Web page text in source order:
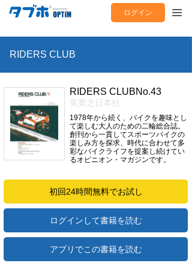
ログイン
RIDERS CLUB
RIDERS CLUBNo.43
実業之日本社
1978年から続く、バイクを趣味とし
て楽しむ大人のための二輪総合誌。
創刊から一貫してスポーツバイクの
楽しみ方を探求、時代に合わせて多
彩なバイクライフを提案し続けてい
るオピニオン・マガジンです。
初回24時間無料でお試し
ログインして書籍を読む
アプリでこの書籍を読む